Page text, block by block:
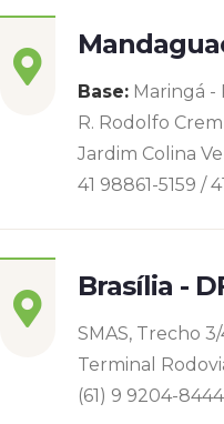
Base: Maringá -
R. Rodolfo
Jardim Colina
41 98861-5159 /
Brasília -
SMAS, Trecho 3/
Terminal
(61) 9 9204-